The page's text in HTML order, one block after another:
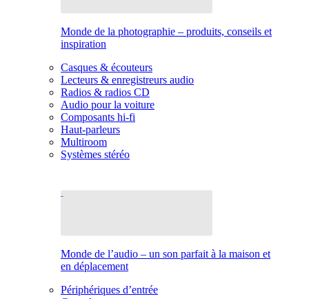
Monde de la photographie – produits, conseils et
inspiration
Casques & écouteurs
Lecteurs & enregistreurs audio
Radios & radios CD
Audio pour la voiture
Composants hi-fi
Haut-parleurs
Multiroom
Systèmes stéréo
Monde de l’audio – un son parfait à la maison et
en déplacement
Périphériques d’entrée